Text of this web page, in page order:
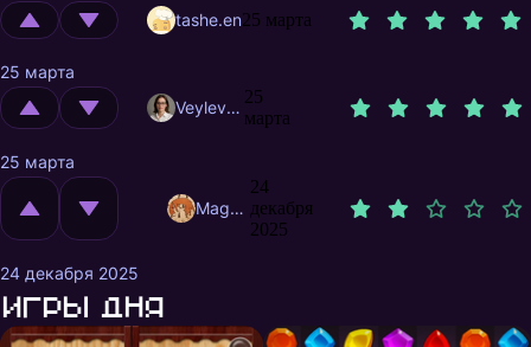
tashe.en25 марта
25 марта
Veylevas
25
марта
25 марта
MagnificentMrFox
24
декабря
2025
24 декабря 2025
Игры дня